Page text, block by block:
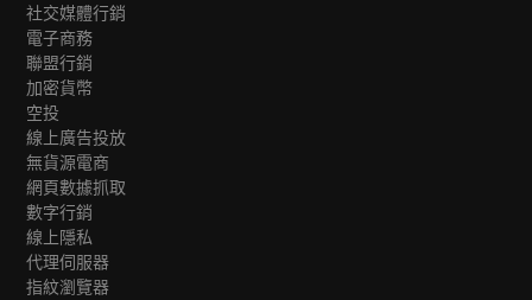
社交媒體行銷
電子商務
聯盟行銷
加密貨幣
空投
線上廣告投放
無貨源電商
網頁數據抓取
數字行銷
線上隱私
代理伺服器
指紋瀏覽器